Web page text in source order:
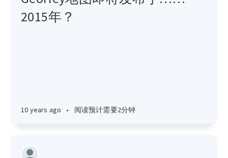
2015年？
10 years ago • 阅读预计需要2分钟